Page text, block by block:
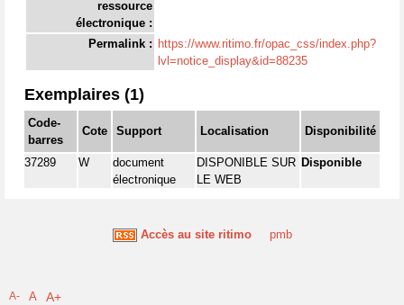
ressource
électronique :
Permalink : https://www.ritimo.fr/opac_css/index.php?
lvl=notice_display&id=88235
Exemplaires (1)
Code-
barres
Cote Support Localisation Disponibilité
37289 W
document
électronique
DISPONIBLE SUR
LE WEB
Disponible
Accès au site ritimo pmb
A- A A+